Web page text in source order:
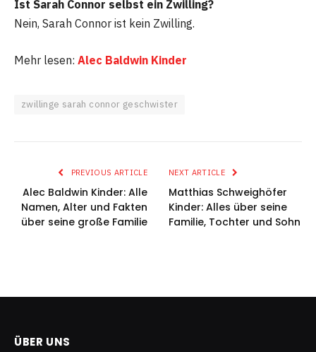
Ist Sarah Connor selbst ein Zwilling?
Nein, Sarah Connor ist kein Zwilling.
Mehr lesen: Alec Baldwin Kinder
zwillinge sarah connor geschwister
PREVIOUS ARTICLE
Alec Baldwin Kinder: Alle
Namen, Alter und Fakten
über seine große Familie
NEXT ARTICLE
Matthias Schweighöfer
Kinder: Alles über seine
Familie, Tochter und Sohn
ÜBER UNS